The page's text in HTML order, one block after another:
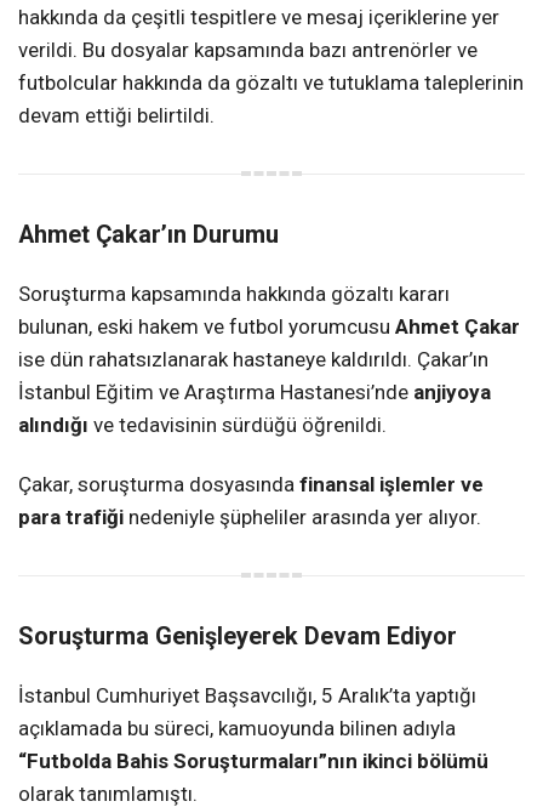
hakkında da çeşitli tespitlere ve mesaj içeriklerine yer
verildi. Bu dosyalar kapsamında bazı antrenörler ve
futbolcular hakkında da gözaltı ve tutuklama taleplerinin
devam ettiği belirtildi.
Ahmet Çakar’ın Durumu
Soruşturma kapsamında hakkında gözaltı kararı
bulunan, eski hakem ve futbol yorumcusu Ahmet Çakar
ise dün rahatsızlanarak hastaneye kaldırıldı. Çakar’ın
İstanbul Eğitim ve Araştırma Hastanesi’nde anjiyoya
alındığı ve tedavisinin sürdüğü öğrenildi.
Çakar, soruşturma dosyasında finansal işlemler ve
para trafiği nedeniyle şüpheliler arasında yer alıyor.
Soruşturma Genişleyerek Devam Ediyor
İstanbul Cumhuriyet Başsavcılığı, 5 Aralık’ta yaptığı
açıklamada bu süreci, kamuoyunda bilinen adıyla
“Futbolda Bahis Soruşturmaları”nın ikinci bölümü
olarak tanımlamıştı.